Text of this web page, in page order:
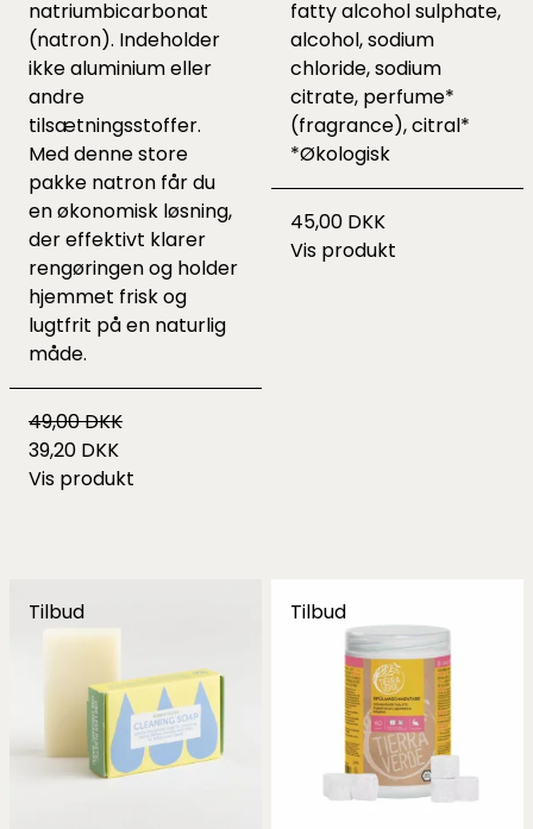
natriumbicarbonat
(natron). Indeholder
ikke aluminium eller
andre
tilsætningsstoffer.
Med denne store
pakke natron får du
en økonomisk løsning,
der effektivt klarer
rengøringen og holder
hjemmet frisk og
lugtfrit på en naturlig
måde.
49,00 DKK
39,20 DKK
Vis produkt
fatty alcohol sulphate,
alcohol, sodium
chloride, sodium
citrate, perfume*
(fragrance), citral*
*Økologisk
45,00 DKK
Vis produkt
Tilbud Tilbud